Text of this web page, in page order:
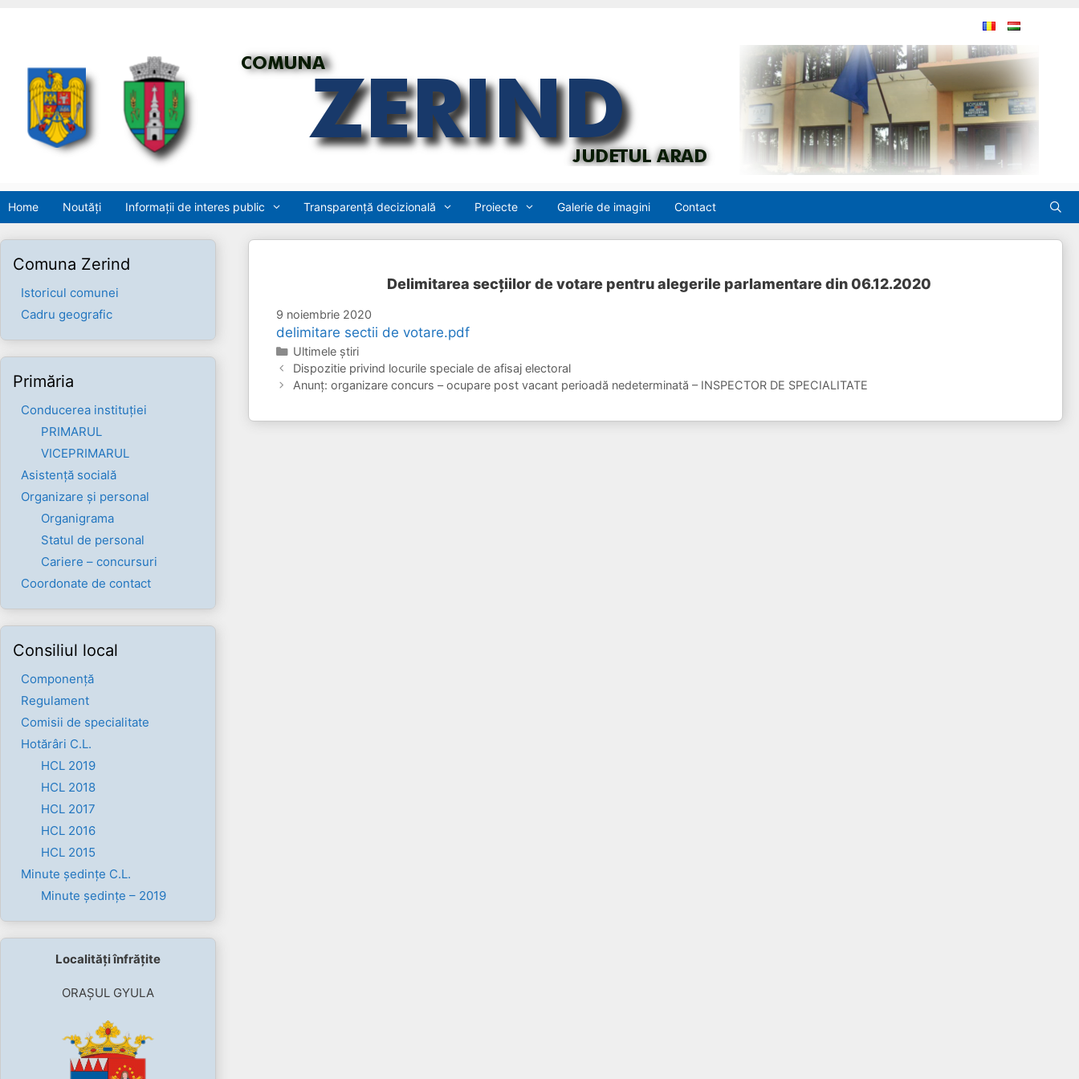
Home Noutăți Informații de interes public Transparență decizională Proiecte Galerie de imagini Contact
Delimitarea secțiilor de votare pentru alegerile parlamentare din 06.12.2020
9 noiembrie 2020
delimitare sectii de votare.pdf
Categorii
Ultimele ştiri
Dispozitie privind locurile speciale de afisaj electoral
Anunț: organizare concurs – ocupare post vacant perioadă nedeterminată – INSPECTOR DE SPECIALITATE
Comuna Zerind
Istoricul comunei
Cadru geografic
Primăria
Conducerea instituției
PRIMARUL
VICEPRIMARUL
Asistență socială
Organizare și personal
Organigrama
Statul de personal
Cariere – concursuri
Coordonate de contact
Consiliul local
Componenţă
Regulament
Comisii de specialitate
Hotărâri C.L.
HCL 2019
HCL 2018
HCL 2017
HCL 2016
HCL 2015
Minute ședințe C.L.
Minute ședințe – 2019
Localități înfrățite
ORAȘUL GYULA